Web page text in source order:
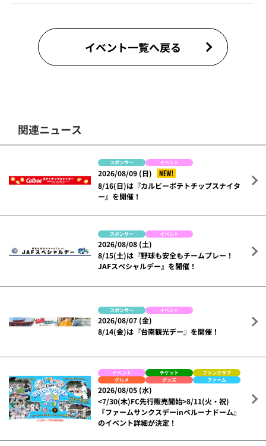
イベント一覧へ戻る
関連ニュース
スポンサー イベント
2026/08/09 (日)
NEW!
8/16(日)は『カルビーポテトチップスナイタ
ー』を開催！
スポンサー イベント
2026/08/08 (土)
8/15(土)は『野球も安全もチームプレー！
JAFスペシャルデー』を開催！
スポンサー イベント
2026/08/07 (金)
8/14(金)は『台南観光デー』を開催！
イベント チケット
ファンクラブ
グルメ
グッズ ファーム
2026/08/05 (水)
<7/30(木)FC先行販売開始>8/11(火・祝)
『ファームサンクスデーinベルーナドーム』
のイベント詳細が決定！